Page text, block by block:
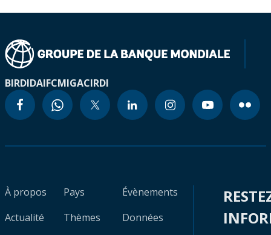
BIRDIDAIFCMIGACIRDI
À propos
Actualité
Pays
Thèmes
Évènements
Données